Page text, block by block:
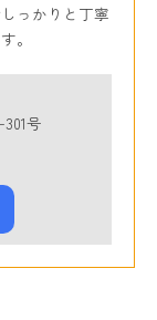
っかりと丁寧
。
号